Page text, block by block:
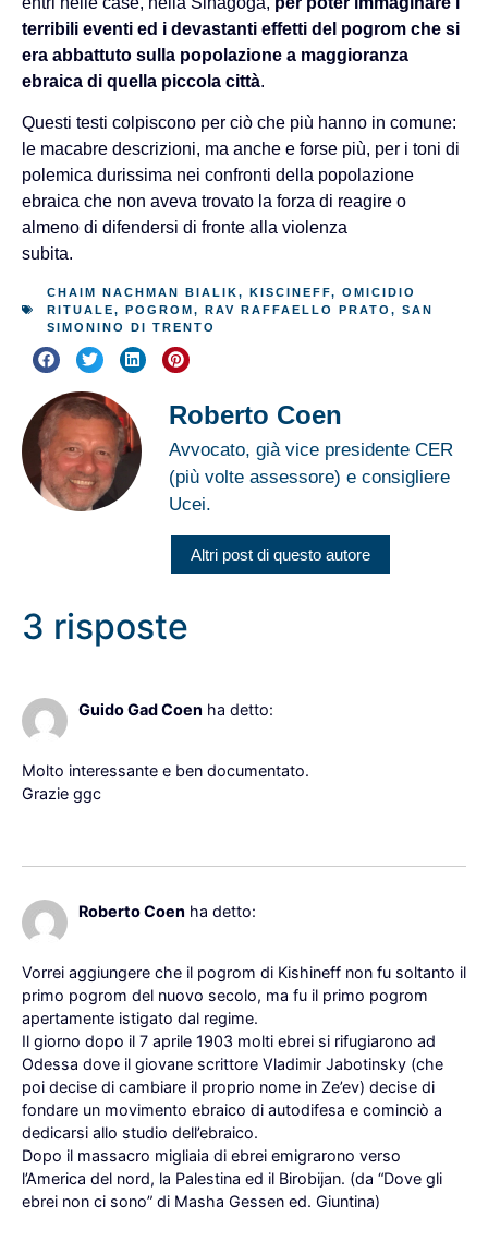
terribili eventi ed i devastanti effetti del pogrom che si
era abbattuto sulla popolazione a maggioranza
ebraica di quella piccola città.
Questi testi colpiscono per ciò che più hanno in comune:
le macabre descrizioni, ma anche e forse più, per i toni di
polemica durissima nei confronti della popolazione
ebraica che non aveva trovato la forza di reagire o
almeno di difendersi di fronte alla violenza
subita.
CHAIM NACHMAN BIALIK, KISCINEFF, OMICIDIO
RITUALE, POGROM, RAV RAFFAELLO PRATO , SAN
SIMONINO DI TRENTO
Roberto Coen
Avvocato, già vice presidente CER
(più volte assessore) e consigliere
Ucei.
Altri post di questo autore
3 risposte
Guido Gad Coen ha detto:
Molto interessante e ben documentato.
Grazie ggc
Roberto Coen ha detto:
Vorrei aggiungere che il pogrom di Kishineff non fu soltanto il
primo pogrom del nuovo secolo, ma fu il primo pogrom
apertamente istigato dal regime.
Il giorno dopo il 7 aprile 1903 molti ebrei si rifugiarono ad
Odessa dove il giovane scrittore Vladimir Jabotinsky (che
poi decise di cambiare il proprio nome in Ze’ev) decise di
fondare un movimento ebraico di autodifesa e cominciò a
dedicarsi allo studio dell’ebraico.
Dopo il massacro migliaia di ebrei emigrarono verso
l’America del nord, la Palestina ed il Birobijan. (da “Dove gli
ebrei non ci sono” di Masha Gessen ed. Giuntina)